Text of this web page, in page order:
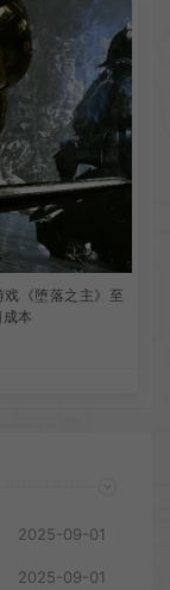
戏《堕落之主》至
本
2025-09-01
2025-09-01